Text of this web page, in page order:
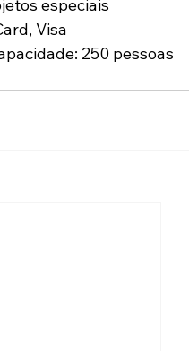
especiais
Visa
250 pessoas